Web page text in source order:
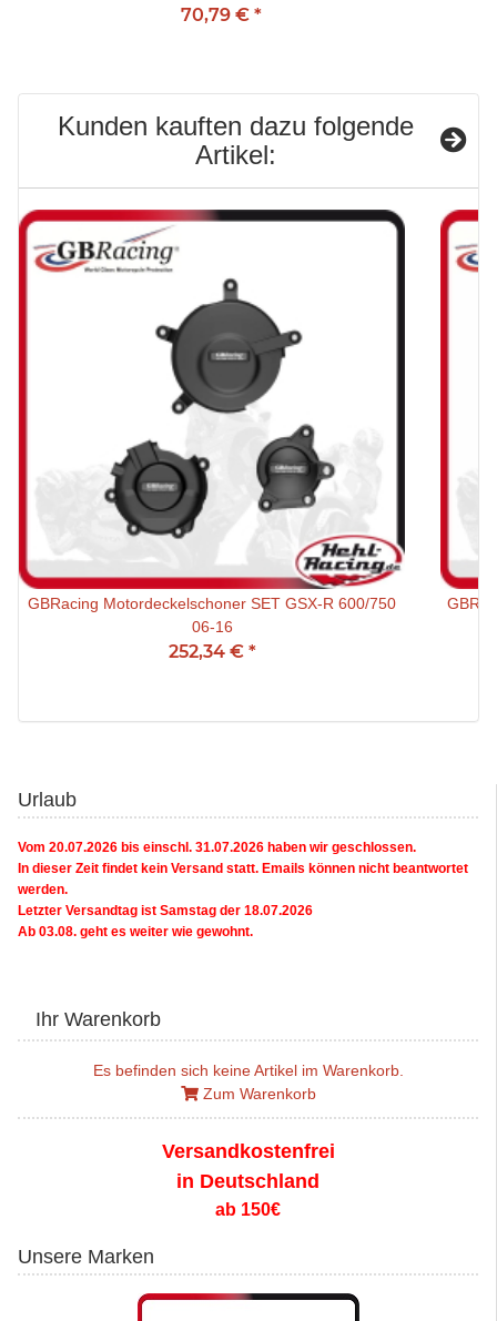
70,79 € *
Kunden kauften dazu folgende
Artikel:
GBRacing Motordeckelschoner SET GSX-R 600/750
06-16
252,34 € *
Urlaub
Vom 20.07.2026 bis einschl. 31.07.2026 haben wir geschlossen.
In dieser Zeit findet kein Versand statt. Emails können nicht beantwortet
werden.
Letzter Versandtag ist Samstag der 18.07.2026
Ab 03.08. geht es weiter wie gewohnt.
Ihr Warenkorb
Es befinden sich keine Artikel im Warenkorb.
Zum Warenkorb
Versandkostenfrei
in Deutschland
ab 150€
Unsere Marken